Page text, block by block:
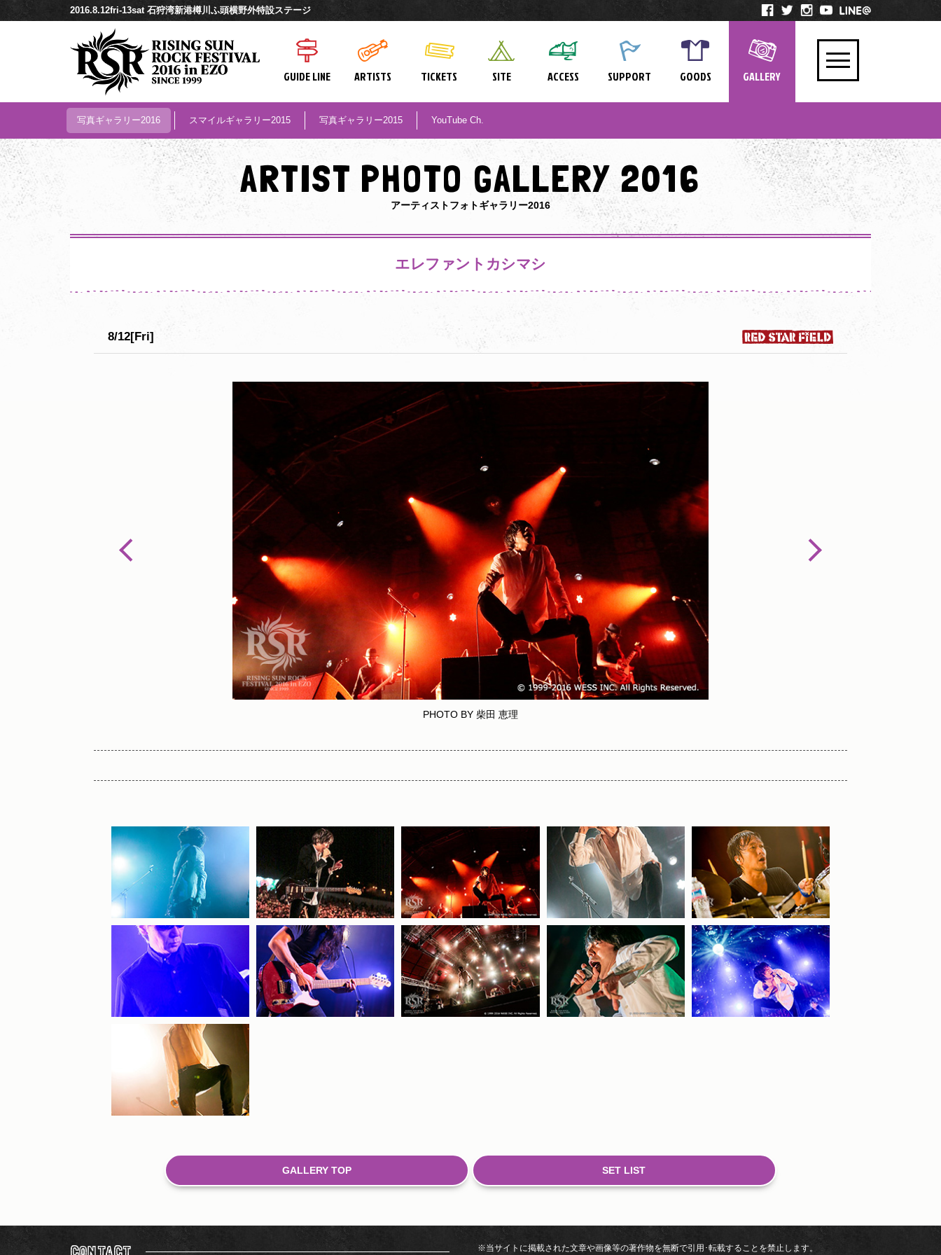
2016.8.12fri-13sat 石狩湾新港樽川ふ頭横野外特設ステージ
GUIDE LINE ARTISTS TICKETS SITE ACCESS SUPPORT GOODS GALLERY
写真ギャラリー2016 スマイルギャラリー2015 写真ギャラリー2015 YouTube Ch.
ARTIST PHOTO GALLERY 2016
アーティストフォトギャラリー2016
エレファントカシマシ
8/12[Fri]
PHOTO BY 柴田 恵理
GALLERY TOP SET LIST
※当サイトに掲載された文章や画像等の著作物を無断で引用･転載することを禁止します。